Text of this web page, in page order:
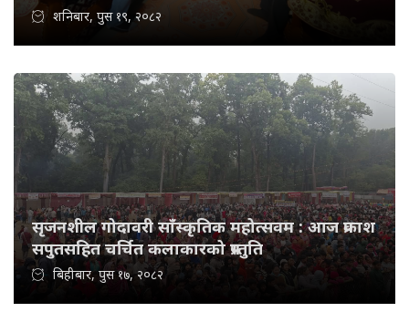
शनिबार, पुस १९, २०८२
सृजनशील गोदावरी साँस्कृतिक महोत्सवम : आज प्रकाश
सपुतसहित चर्चित कलाकारको प्रस्तुति
बिहीबार, पुस १७, २०८२